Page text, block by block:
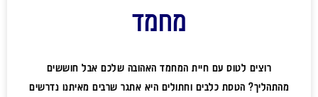
מחמד
רוצים לטוס עם חיית המחמד האהובה שלכם אבל חוששים
מהתהליך? הטסת כלבים וחתולים היא אתגר שרבים מאיתנו נדרשים